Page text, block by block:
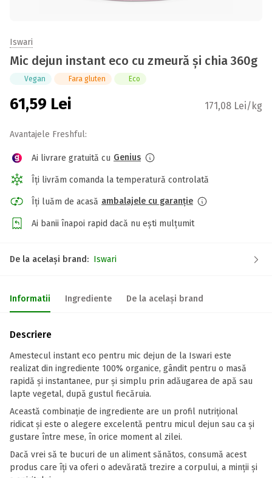
Iswari
Mic dejun instant eco cu zmeură și chia 360g
Vegan Fara gluten Eco
61,59 Lei 171,08 Lei/kg
Avantajele Freshful:
Ai livrare gratuită cu Genius
Îți livrăm comanda la temperatură controlată
Îți luăm de acasă ambalajele cu garanție
Ai banii înapoi rapid dacă nu ești mulțumit
De la același brand: Iswari
Informatii Ingrediente De la același brand
Descriere
Amestecul instant eco pentru mic dejun de la Iswari este
realizat din ingrediente 100% organice, gândit pentru o masă
rapidă și instantanee, pur și simplu prin adăugarea de apă sau
lapte vegetal, după gustul fiecăruia.
Această combinație de ingrediente are un profil nutrițional
ridicat și este o alegere excelentă pentru micul dejun sau ca și
gustare între mese, în orice moment al zilei.
Dacă vrei să te bucuri de un aliment sănătos, consumă acest
produs care îți va oferi o adevărată trezire a corpului, a minții și